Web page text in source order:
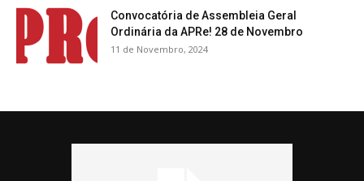
Convocatória de Assembleia Geral
Ordinária da APRe! 28 de Novembro
11 de Novembro, 2024